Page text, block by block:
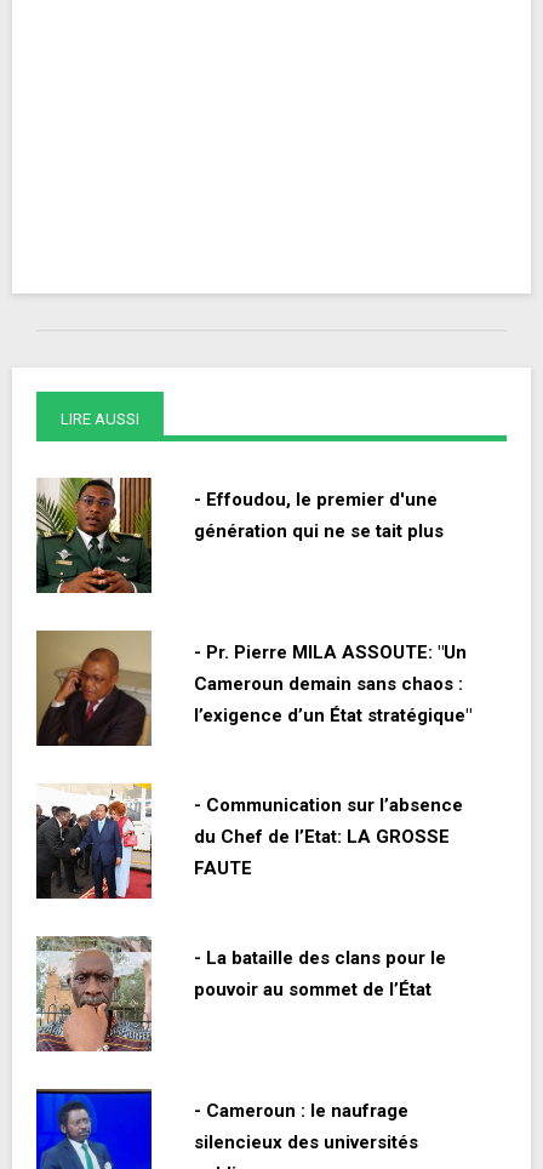
LIRE AUSSI
- Effoudou, le premier d'une
génération qui ne se tait plus
- Pr. Pierre MILA ASSOUTE: "Un
Cameroun demain sans chaos :
l’exigence d’un État stratégique"
- Communication sur l’absence
du Chef de l’Etat: LA GROSSE
FAUTE
- La bataille des clans pour le
pouvoir au sommet de l’État
- Cameroun : le naufrage
silencieux des universités